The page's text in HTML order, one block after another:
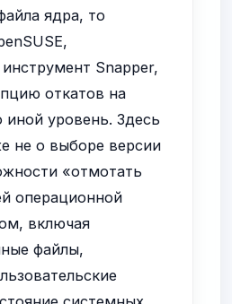
ядра, то
Snapper,
откатов на
иной уровень. Здесь
не о выборе версии
«отмотать
операционной
включая
файлы,